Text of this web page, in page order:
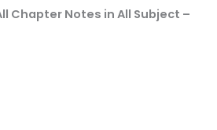
Chapter Notes in All Subject –